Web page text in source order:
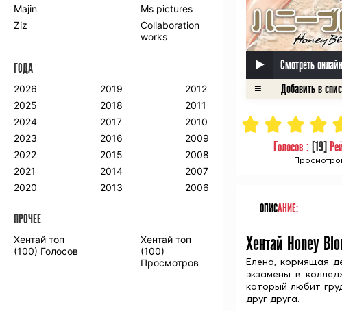
Смотреть
Голосов : [19]
ОПИСАНИЕ:
Хентай Honey
Елена, кормящая
экзамены в
который любит
друг друга.
ПО ГОДУ
2023
2022
2021
2020
2019
2018
2017
2016
2013
2012
2011
2010
2009
2008
2005
2004
2003
2002
2001
2000
ПРОЧЕЕ
Аниме фильмы Аниме OVA
Majin
Ms pictures
Ziz
Collaboration
works
ГОДА
2026
2025
2024
2023
2022
2021
2020
2019
2018
2017
2016
2015
2014
2013
2012
2011
2010
2009
2008
2007
2006
ПРОЧЕЕ
Хентай топ
(100) Голосов
Хентай топ
(100)
Просмотров